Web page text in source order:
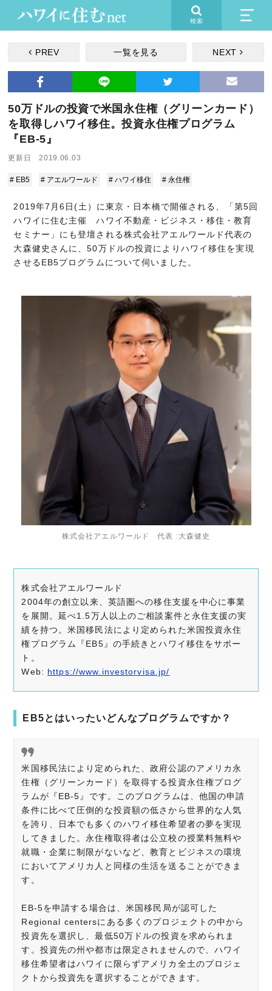
検索
PREV 一覧を見る NEXT
50万ドルの投資で米国永住権（グリーンカード）
を取得しハワイ移住。投資永住権プログラム
『EB-5』
更新日 2019.06.03
# EB5 # アエルワールド # ハワイ移住 # 永住権
2019年7月6日(土）に東京・日本橋で開催される、「第5回
ハワイに住む主催 ハワイ不動産・ビジネス・移住・教育
セミナー」にも登壇される株式会社アエルワールド代表の
大森健史さんに、50万ドルの投資によりハワイ移住を実現
させるEB5プログラムについて伺いました。
株式会社アエルワールド 代表 :大森健史
株式会社アエルワールド
2004年の創立以来、英語圏への移住支援を中心に事業
を展開。延べ1.5万人以上のご相談案件と永住支援の実
績を持つ。米国移民法により定められた米国投資永住
権プログラム『EB5』の手続きとハワイ移住をサポー
ト。
Web: https://www.investorvisa.jp/
EB5とはいったいどんなプログラムですか？
米国移民法により定められた、政府公認のアメリカ永
住権（グリーンカード）を取得する投資永住権プログ
ラムが『EB-5』です。このプログラムは、他国の申請
条件に比べて圧倒的な投資額の低さから世界的な人気
を誇り、日本でも多くのハワイ移住希望者の夢を実現
してきました。永住権取得者は公立校の授業料無料や
就職・企業に制限がないなど、教育とビジネスの環境
においてアメリカ人と同様の生活を送ることができま
す。
EB-5を申請する場合は、米国移民局が認可した
Regional centersにある多くのプロジェクトの中から
投資先を選択し、最低50万ドルの投資を求められま
す。投資先の州や都市は限定されませんので、ハワイ
移住希望者はハワイに限らずアメリカ全土のプロジェ
クトから投資先を選択することができます。